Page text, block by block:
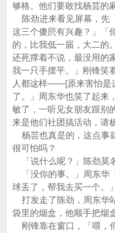
够格。他们要敢找杨芸的
陈劲进来看见屏幕，先
这三个傻屄有兴趣？」「
的，比我低一届，大二的
还死撑着不说，最没用的
我一只手摆平。」刚锋笑
人都这样——[原来害怕是
了。」周东华也笑了起来
敏了，一听见女朋友跟别
来是他们社团搞活动，请
杨芸也真是的，这点事
很可怕吗？
「说什么呢？」陈劲莫
「没你的事。」周东华
球丢了，帮我去买一个。
打发走了陈劲，周东华
袋里的烟盒，他顺手把烟
刚锋靠在窗口，「喂，